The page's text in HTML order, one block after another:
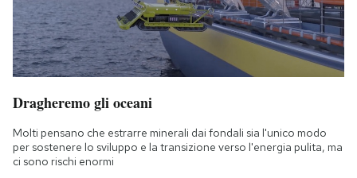
Dragheremo gli oceani
Molti pensano che estrarre minerali dai fondali sia l'unico modo
per sostenere lo sviluppo e la transizione verso l'energia pulita, ma
ci sono rischi enormi